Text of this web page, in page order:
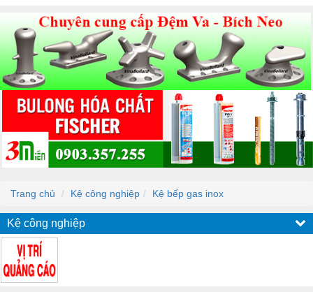
Trang chủ Kệ công nghiệp Kệ bếp gas inox
Kệ công nghiệp